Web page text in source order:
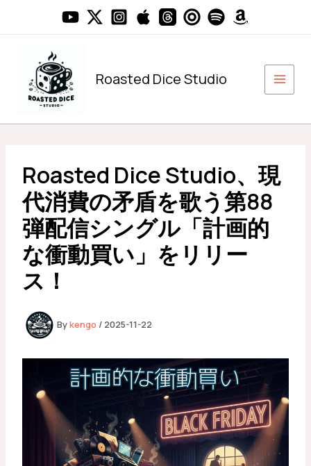
Roasted Dice Studio
Roasted Dice Studio、現
代消費の矛盾を歌う第88
弾配信シングル「計画的
な衝動買い」をリリー
ス！
Bykengo / 2025-11-22